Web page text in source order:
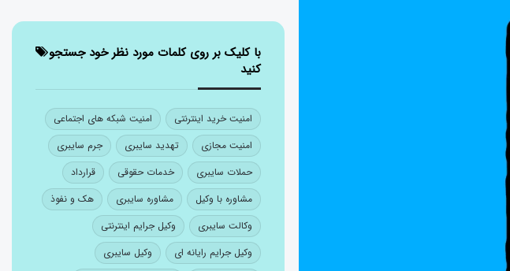
با کلیک بر روی کلمات مورد نظر خود جستجو
کنید
امنیت خرید اینترنتی
امنیت شبکه های اجتماعی
امنیت مجازی
تهدید سایبری
جرم سایبری
حملات سایبری
خدمات حقوقی
قرارداد
مشاوره با وکیل
مشاوره سایبری
هک و نفوذ
وکالت سایبری
وکیل جرایم اینترنتی
وکیل جرایم رایانه ای
وکیل سایبری